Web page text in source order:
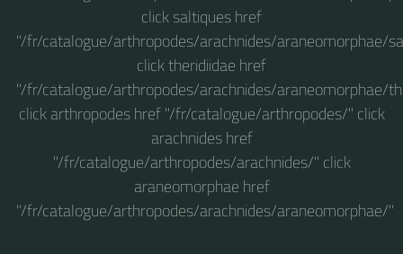
click saltiques href
"/fr/catalogue/arthropodes/arachnides/araneomorphae/
click theridiidae href
"/fr/catalogue/arthropodes/arachnides/araneomorphae/
click arthropodes href "/fr/catalogue/arthropodes/" click
arachnides href
"/fr/catalogue/arthropodes/arachnides/" click
araneomorphae href
"/fr/catalogue/arthropodes/arachnides/araneomorphae/"